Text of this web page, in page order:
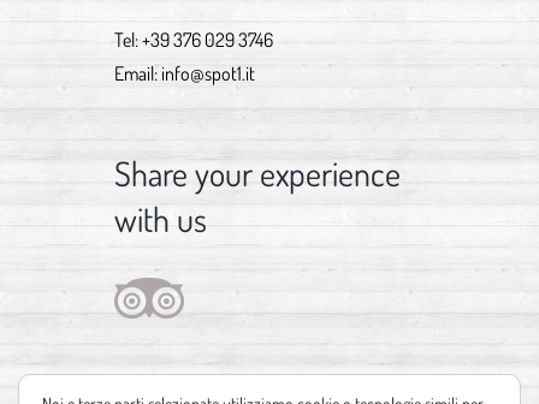
Tel:+39 376 029 3746
Email: info@spot1.it
Share your experience
with us